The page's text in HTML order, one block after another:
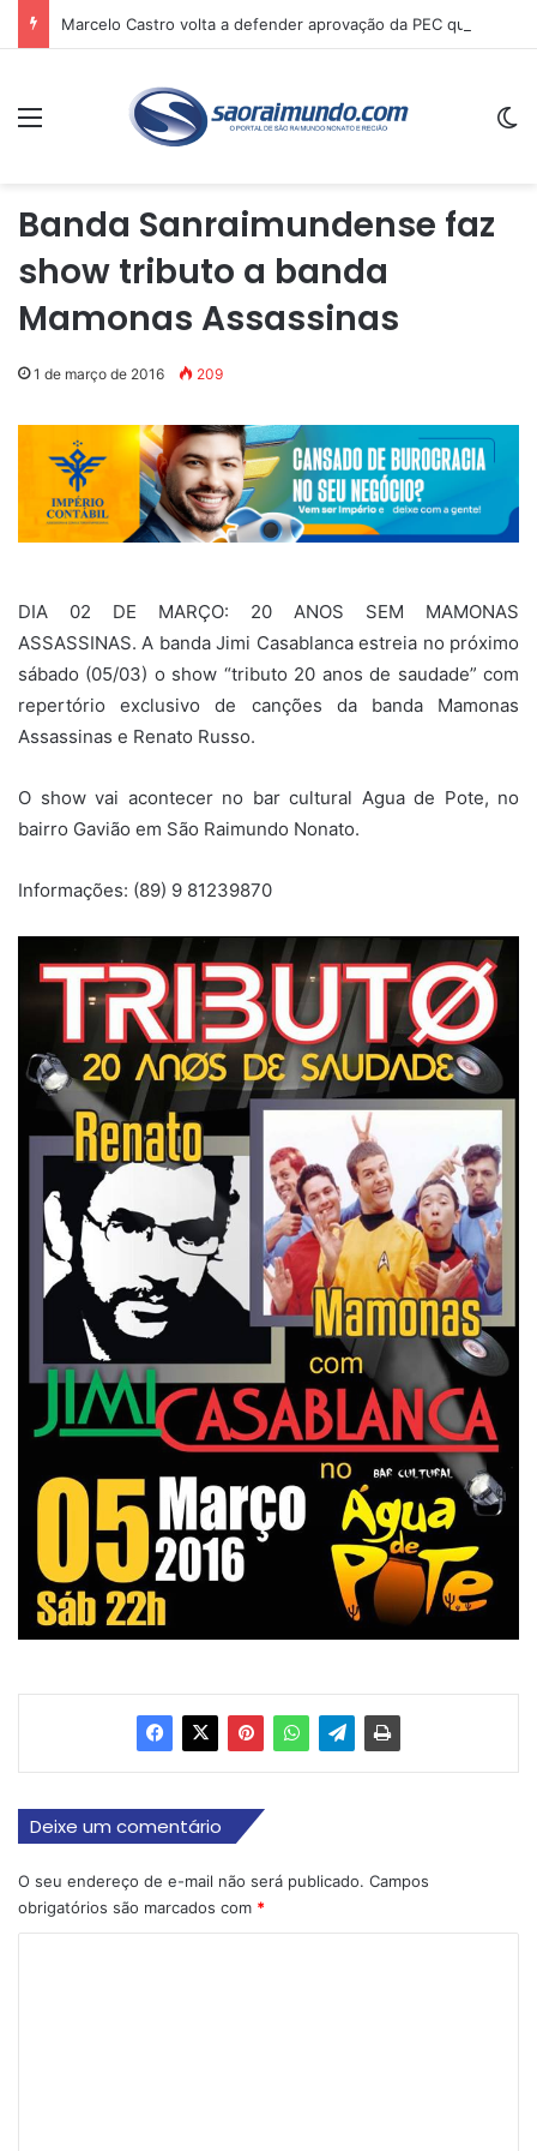
Menu
Banda Sanraimundense faz
show tributo a banda
Mamonas Assassinas
1 de março de 2016 209
DIA 02 DE MARÇO: 20 ANOS SEM MAMONAS
ASSASSINAS. A banda Jimi Casablanca estreia no próximo
sábado (05/03) o show “tributo 20 anos de saudade” com
repertório exclusivo de canções da banda Mamonas
Assassinas e Renato Russo.
O show vai acontecer no bar cultural Agua de Pote, no
bairro Gavião em São Raimundo Nonato.
Informações: (89) 9 81239870
Deixe um comentário
O seu endereço de e-mail não será publicado. Campos
obrigatórios são marcados com *